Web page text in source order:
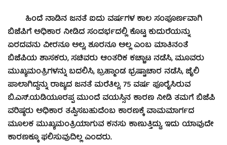
ಹಿಂದೆ ನಾಡಿನ ಜನತೆ ಐದು ವರ್ಷಗಳ ಕಾಲ ಸಂಪೂರ್ಣವಾಗಿ
ಬಿಜೆಪಿಗೆ ಅಧಿಕಾರ ನೀಡಿದ ಸಂದರ್ಭದಲ್ಲಿ ಕೊಟ್ಟ ಕುದುರೆಯನ್ನು
ಏರದವನು ವೀರನೂ ಅಲ್ಲ, ಶೂರನೂ ಅಲ್ಲ ಎಂಬ ಮಾತಿನಂತೆ
ಬಿಜೆಪಿಯ ಶಾಸಕರು, ಸಚಿವರು ಆಂತರಿಕ ಕಚ್ಚಾಟ ನಡೆಸಿ, ಮೂವರು
ಮುಖ್ಯಮಂತ್ರಿಗಳನ್ನು ಬದಲಿಸಿ, ಬ್ರಹ್ಮಾಂಡ ಭ್ರಷ್ಟಾಚಾರ ನಡೆಸಿ, ಜೈಲಿ
ಪಾಲಾಗಿದ್ದನ್ನು ರಾಜ್ಯದ ಜನತೆ ಮರೆತಿಲ್ಲ. 75 ವರ್ಷ ಪೂರೈಸಿರುವ
ಬಿ.ಎಸ್.ಯಡಿಯೂರಪ್ಪ ಮುಂದೆ ವಯಸ್ಸಿನ ಕಾರಣ ನೀಡಿ ತಮಗೆ ಬಿಜೆಪಿ
ವರಿಷ್ಠರು ಅಧಿಕಾರ ತಪ್ಪಿಸಬಹುದೆಂಬ ಕಾರಣಕ್ಕೆ ವಾಮಮಾರ್ಗದ
ಮೂಲಕ ಮುಖ್ಯಮಂತ್ರಿಯಾಗುವ ಕನಸು ಕಾಣುತ್ತಿದ್ದು, ಇದು ಯಾವುದೇ
ಕಾರಣಕ್ಕೂ ಫಲಿಸುವುದಿಲ್ಲ ಎಂದರು.